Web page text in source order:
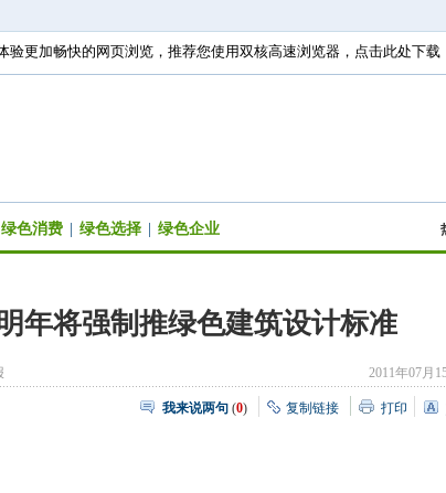
验更加畅快的网页浏览，推荐您使用双核高速浏览器，点击此处下载
绿色消费 绿色选择 绿色企业
年将强制推绿色建筑设计标准
2011年07月
我来说两句 (0) 复制链接 打印